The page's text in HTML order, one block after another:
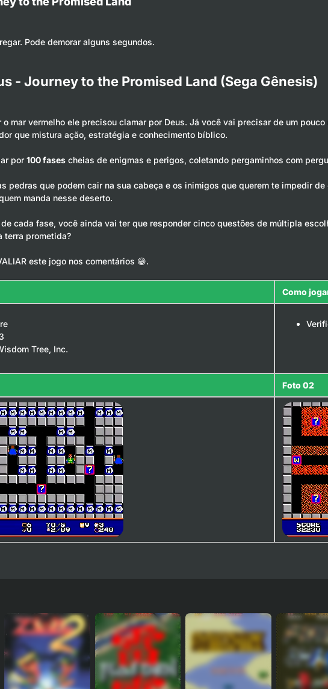
Pode demorar alguns segundos.
- Journey to the Promised Land (Sega Gênesis)
o mar vermelho ele precisou clamar por Deus. Já você vai precisar de um
que mistura ação, estratégia e conhecimento bíblico.
por 100 fases cheias de enigmas e perigos, coletando pergaminhos com
pedras que podem cair na sua cabeça e os inimigos que querem te impedir
manda nesse deserto.
cada fase, você ainda vai ter que responder cinco questões de múltipla
terra prometida?
este jogo nos comentários 😁.
Como
Tree, Inc.
Foto 02